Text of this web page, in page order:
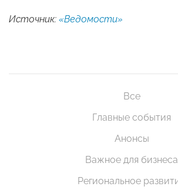
Источник: «Ведомости»
Все
Главные события
Анонсы
Важное для бизнеса
Региональное